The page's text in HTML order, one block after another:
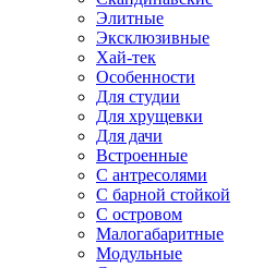
Элитные
Эксклюзивные
Хай-тек
Особенности
Для студии
Для хрущевки
Для дачи
Встроенные
С антресолями
С барной стойкой
С островом
Малогабаритные
Модульные